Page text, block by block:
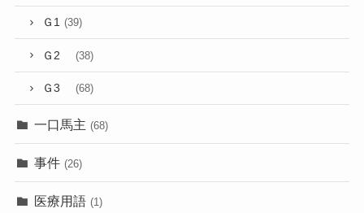
Ｇ1 (39)
Ｇ2 (38)
Ｇ3 (68)
一口馬主 (68)
事件 (26)
医療用語 (1)